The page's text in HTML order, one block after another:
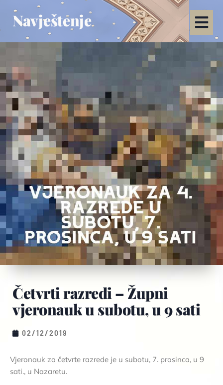
Navještenje
Četvrti razredi – Župni
vjeronauk u subotu, u 9 sati
02/12/2019
Vjeronauk za četvrte razrede je u subotu, 7. prosinca, u 9
sati., u Nazaretu.